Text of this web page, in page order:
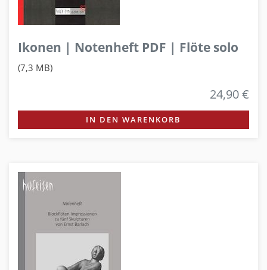
Ikonen | Notenheft PDF | Flöte solo
(7,3 MB)
24,90 €
IN DEN WARENKORB